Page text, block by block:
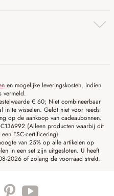
en mogelijke leveringskosten, indien
vermeld.
€ 60; Niet combineerbaar
in te wisselen. Geldt niet voor reeds
op de aankoop van cadeaubonnen.
(Alleen producten waarbij dit
FSC-certificering)
van 25% op alle artikelen op
in een set zijn uitgesloten. U heeft
2026 of zolang de voorraad strekt.